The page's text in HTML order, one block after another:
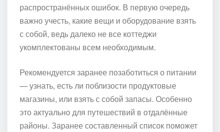
распространённых ошибок. В первую очередь
важно учесть, какие вещи и оборудование взять
с собой, ведь далеко не все коттеджи
укомплектованы всем необходимым.
Рекомендуется заранее позаботиться о питании
— узнать, есть ли поблизости продуктовые
магазины, или взять с собой запасы. Особенно
это актуально для путешествий в отдалённые
районы. Заранее составленный список поможет